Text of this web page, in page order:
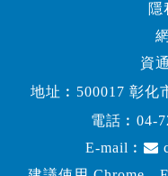
隱
資
地址︰500017 彰化
電話︰ 04-
E-mail︰